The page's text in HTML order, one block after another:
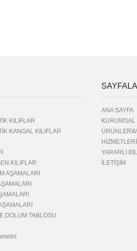
KILIFLAR
KANGAL KILIFLAR
KILIFLAR
AŞAMALARI
DOLUM TABLOSU
ANA SAYFA
KURUMSAL
YARARLI
İLETİŞİM